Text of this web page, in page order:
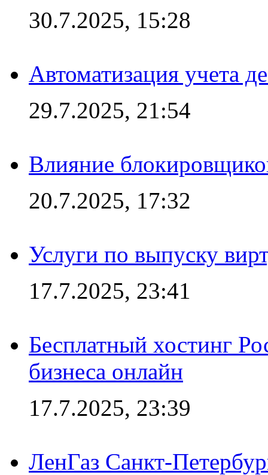
30.7.2025, 15:28
Автоматизация учета
29.7.2025, 21:54
Влияние
20.7.2025, 17:32
Услуги по выпуску
17.7.2025, 23:41
Бесплатный хостинг
бизнеса онлайн
17.7.2025, 23:39
ЛенГаз Санкт-